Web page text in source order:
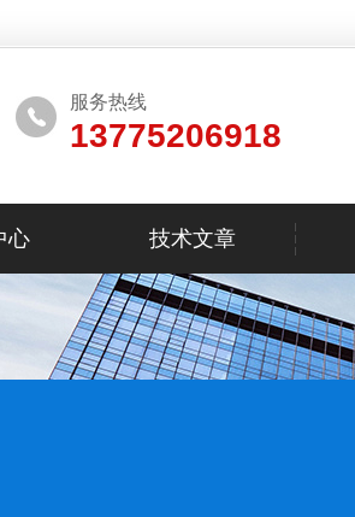
服务热线
13775206918
心 技术文章